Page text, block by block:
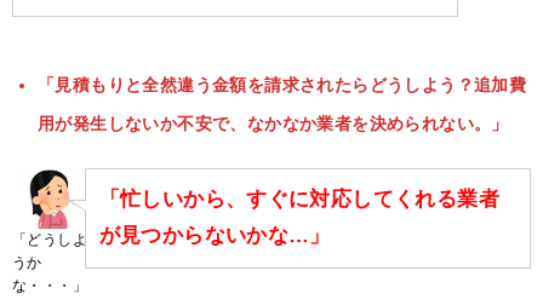
「見積もりと全然違う金額を請求されたらどうしよう？追加費
用が発生しないか不安で、なかなか業者を決められない。」
「どうしよ
うか
な・・・」
「忙しいから、すぐに対応してくれる業者
が見つからないかな…」